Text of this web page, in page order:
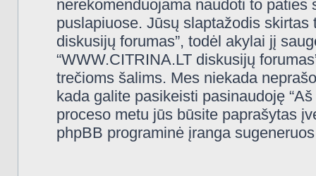
nerekomenduojama naudoti to
puslapiuose. Jūsų slaptažodis
diskusijų forumas”, todėl akylai jį
“WWW.CITRINA.LT diskusijų
trečioms šalims. Mes niekada
kada galite pasikeisti pasinaudoję
proceso metu jūs būsite paprašytas
phpBB programinė įranga